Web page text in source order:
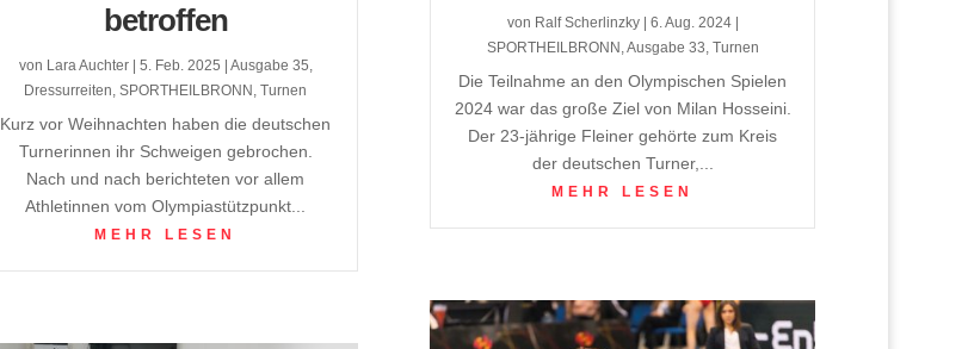
betroffen
von Lara Auchter| 5. Feb. 2025 | Ausgabe 35
Dressurreiten ,SPORTHEILBRONN ,Turnen
Kurz vor Weihnachten haben die deutschen
Turnerinnen ihr Schweigen gebrochen.
Nach und nach berichteten vor allem
Athletinnen vom Olympiastützpunkt...
MEHR LESEN
von Ralf Scherlinzky| 6. Aug. 2024|
SPORTHEILBRONN Ausgabe 33 Turnen
Die Teilnahme an den Olympischen Spielen
2024 war das große Ziel von Milan Hosseini.
Der 23-jährige Fleiner gehörte zum Kreis
der deutschen Turner,...
MEHR LESEN